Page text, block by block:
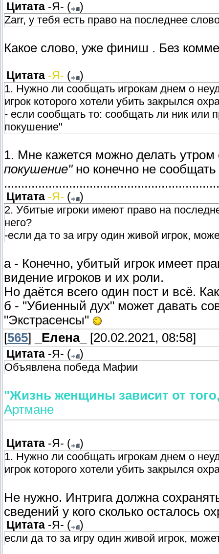
Цитата -Я- (
)
Zarr, у тебя есть право на последнее
Какое слово, уже финиш . Без
Цитата -Я- (
)
1. Нужно ли сообщать игрокам днем о
игрок которого хотели убить закрылся
- если сообщать то: сообщать ли ник или
покушение"
1. Мне кажется можно делать
покушение"но конечно не сообщать
Цитата -Я- (
)
2. Убитые игроки имеют право на
него?
-если да то за игру один живой игрок,
а - Конечно, убитый игрок имеет
видение игроков и их роли.
Но даётся всего один пост и всё.
б - "Убиенный дух" может давать
"Экстрасенсы"
[565] _Елена_ [20.02.2021, 08:58]
Цитата -Я- (
)
Объявлена победа Мафии
"Жизнь женщины зависит от
Артмане
Цитата -Я- (
)
1. Нужно ли сообщать игрокам днем о
игрок которого хотели убить закрылся
Не нужно. Интрига должна
сведений у кого сколько осталось
Цитата -Я- (
)
если да то за игру один живой игрок,